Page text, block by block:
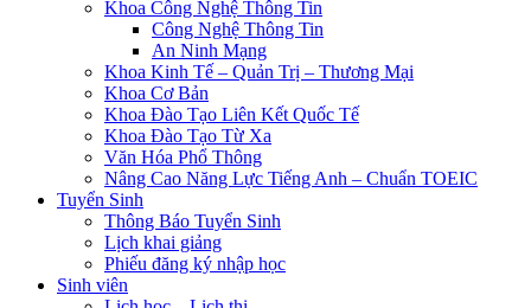
Khoa Công Nghệ Thông Tin
Công Nghệ Thông Tin
An Ninh Mạng
Khoa Kinh Tế – Quản Trị – Thương Mại
Khoa Cơ Bản
Khoa Đào Tạo Liên Kết Quốc Tế
Khoa Đào Tạo Từ Xa
Văn Hóa Phổ Thông
Nâng Cao Năng Lực Tiếng Anh – Chuẩn TOEIC
Tuyển Sinh
Thông Báo Tuyển Sinh
Lịch khai giảng
Phiếu đăng ký nhập học
Sinh viên